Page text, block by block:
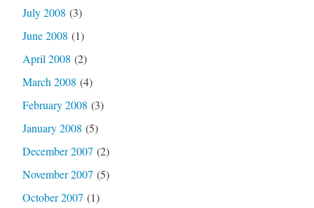
July 2008 (3)
June 2008 (1)
April 2008 (2)
March 2008 (4)
February 2008 (3)
January 2008 (5)
December 2007 (2)
November 2007 (5)
October 2007 (1)